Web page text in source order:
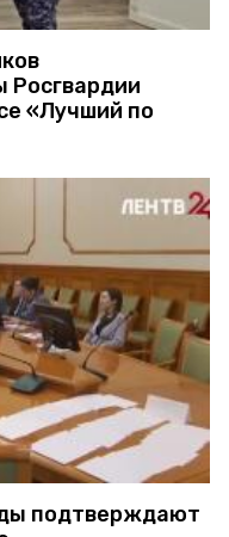
Росгвардии
«Лучший по
подтверждают